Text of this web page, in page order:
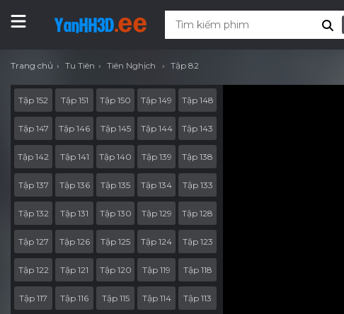
Trang chủ Tu Tiên Tiên Nghịch Tập 82
Tập 152 Tập 151 Tập 150 Tập 149 Tập 148
Tập 147 Tập 146 Tập 145 Tập 144 Tập 143
Tập 142 Tập 141 Tập 140 Tập 139 Tập 138
Tập 137 Tập 136 Tập 135 Tập 134 Tập 133
Tập 132 Tập 131 Tập 130 Tập 129 Tập 128
Tập 127 Tập 126 Tập 125 Tập 124 Tập 123
Tập 122 Tập 121 Tập 120 Tập 119 Tập 118
Tập 117 Tập 116 Tập 115 Tập 114 Tập 113